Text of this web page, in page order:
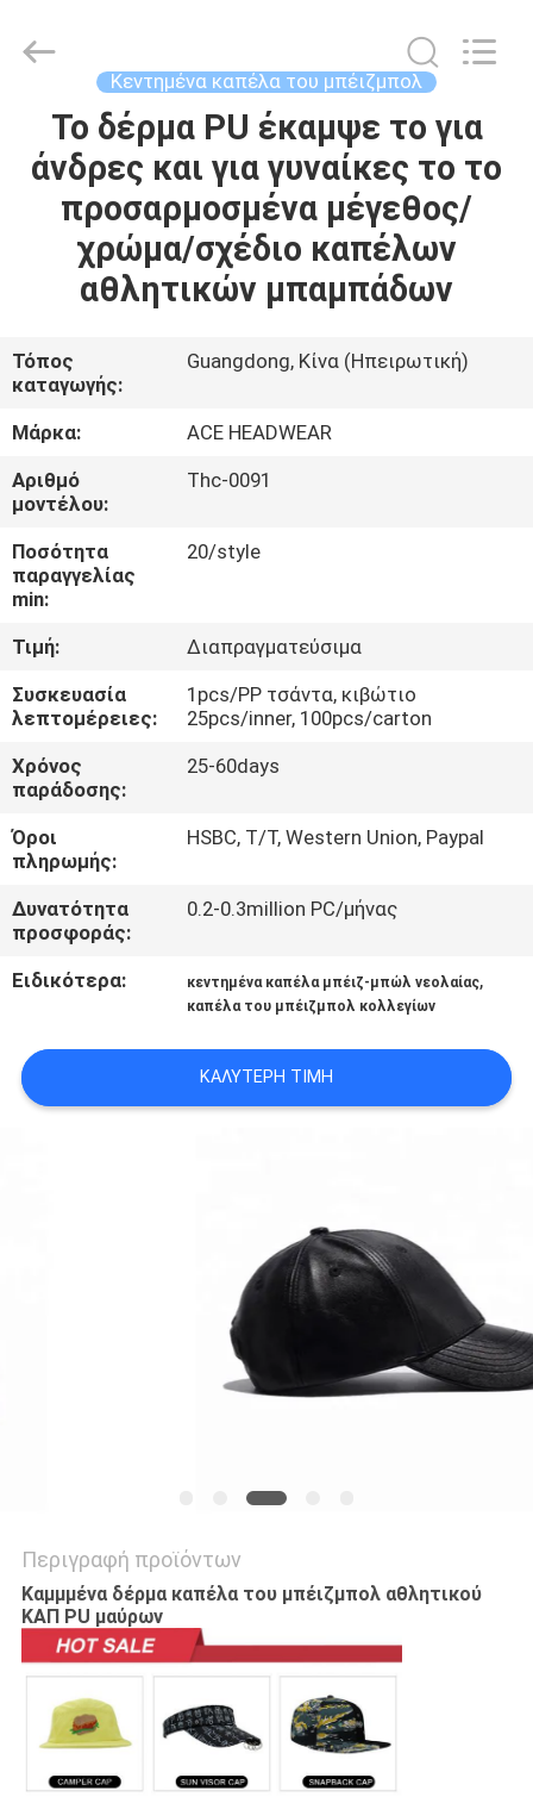
ΣΠΊΤΙ
ΠΡΟΪΌΝΤΑ
ΠΕΡΊΠΟΥ
ΓΎΡΟΣ
ΕΡΓΟΣΤΑΣΊΩΝ
ΠΟΙΟΤΙΚΌΣ
ΈΛΕΓΧΟΣ
ΜΑΣ
ΕΛΆΤΕ
ΣΕ
ΕΠΑΦΉ
ΜΕ
ΕΙΔΉΣΕΙΣ
ΠΕΡΙΠΤΏΣΕΙΣ
PRIVACY
Manufacturing
Κεντημένα καπέλα του μπέιζμπολ
Το δέρμα PU έκαμψε το για
άνδρες και για γυναίκες το το
προσαρμοσμένα μέγεθος/
χρώμα/σχέδιο καπέλων
αθλητικών μπαμπάδων
Τόπος
καταγωγής:
Guangdong, Κίνα (Ηπειρωτική)
Μάρκα:
ACE HEADWEAR
Αριθμό
μοντέλου:
Thc-0091
Ποσότητα
παραγγελίας
min:
20/style
Τιμή:
Διαπραγματεύσιμα
Συσκευασία
λεπτομέρειες:
1pcs/PP τσάντα, κιβώτιο
25pcs/inner, 100pcs/carton
Χρόνος
παράδοσης:
25-60days
Όροι
πληρωμής:
HSBC, T/T, Western Union, Paypal
Δυνατότητα
προσφοράς:
0.2-0.3million PC/μήνας
Ειδικότερα: κεντημένα καπέλα μπέιζ-μπώλ νεολαίας,
καπέλα του μπέιζμπολ κολλεγίων
ΚΑΛΎΤΕΡΗ ΤΙΜΉ
Περιγραφή προϊόντων
Καμμμένα δέρμα καπέλα του μπέιζμπολ αθλητικού
ΚΑΠ PU μαύρων